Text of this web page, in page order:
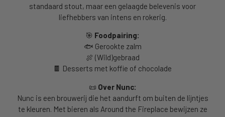
standaard stout, maar een gelaagde belevenis voor
liefhebbers van intens en rokerig.
🎯 Foodpairing:
🐟 Gerookte zalm
🍖 (Wild)gebraad
🍫 Desserts met koffie of chocolade
📜 Over Nunc:
Nunc is een brouwerij die het aandurft om buiten de lijntjes
te kleuren. Met bieren als Around the Fireplace bewijzen ze